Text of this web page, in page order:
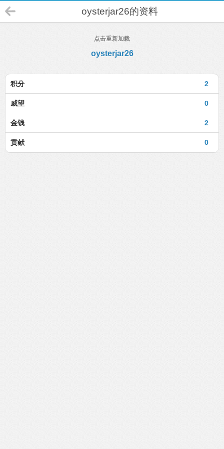
oysterjar26的资料
点击重新加载
oysterjar26
2
积分
0
威望
2
金钱
0
贡献